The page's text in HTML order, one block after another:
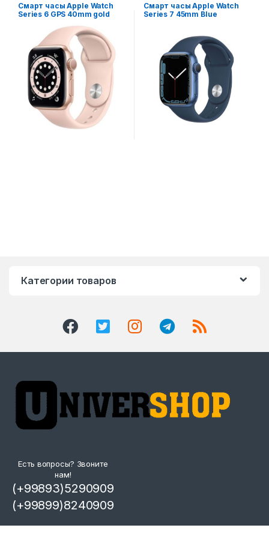
Смарт часы Apple Watch
Series 6 GPS 40mm gold
Смарт часы Apple Watch
Series 7 45mm Blue
Категории товаров
Есть вопросы? Звоните
нам!
(+99893)5290909
(+99899)8240909